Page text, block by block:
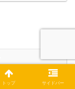
トップ サイドバー